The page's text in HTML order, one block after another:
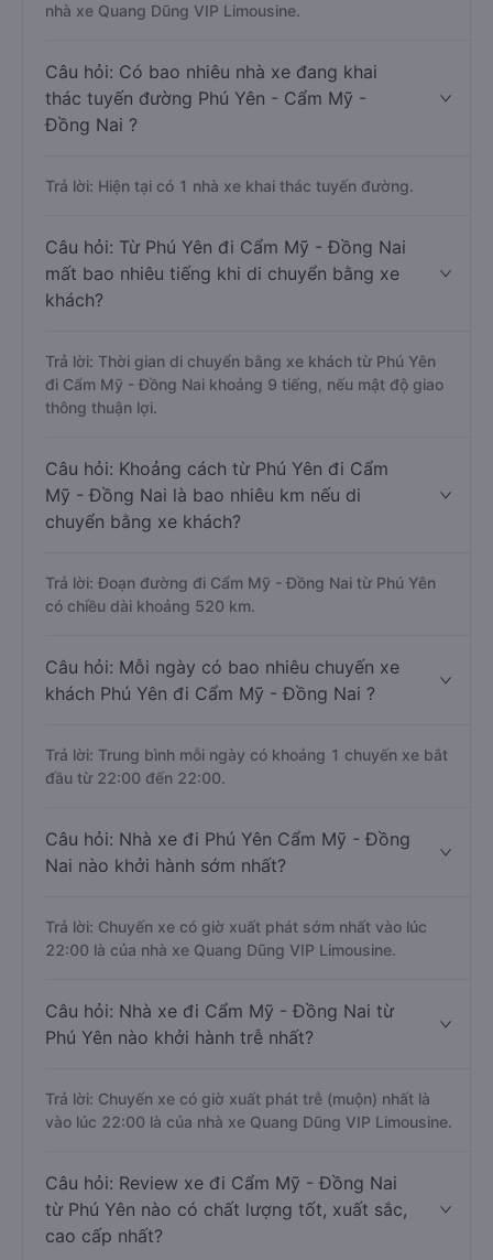
nhà xe Quang Dũng VIP Limousine.
Câu hỏi: Có bao nhiêu nhà xe đang khai
thác tuyến đường Phú Yên - Cẩm Mỹ -
Đồng Nai ?
Trả lời: Hiện tại có 1 nhà xe khai thác tuyến đường.
Câu hỏi: Từ Phú Yên đi Cẩm Mỹ - Đồng Nai
mất bao nhiêu tiếng khi di chuyển bằng xe
khách?
Trả lời: Thời gian di chuyển bằng xe khách từ Phú Yên
đi Cẩm Mỹ - Đồng Nai khoảng 9 tiếng, nếu mật độ giao
thông thuận lợi.
Câu hỏi: Khoảng cách từ Phú Yên đi Cẩm
Mỹ - Đồng Nai là bao nhiêu km nếu di
chuyển bằng xe khách?
Trả lời: Đoạn đường đi Cẩm Mỹ - Đồng Nai từ Phú Yên
có chiều dài khoảng 520 km.
Câu hỏi: Mỗi ngày có bao nhiêu chuyến xe
khách Phú Yên đi Cẩm Mỹ - Đồng Nai ?
Trả lời: Trung bình mỗi ngày có khoảng 1 chuyến xe bắt
đầu từ 22:00 đến 22:00.
Câu hỏi: Nhà xe đi Phú Yên Cẩm Mỹ - Đồng
Nai nào khởi hành sớm nhất?
Trả lời: Chuyến xe có giờ xuất phát sớm nhất vào lúc
22:00 là của nhà xe Quang Dũng VIP Limousine.
Câu hỏi: Nhà xe đi Cẩm Mỹ - Đồng Nai từ
Phú Yên nào khởi hành trễ nhất?
Trả lời: Chuyến xe có giờ xuất phát trễ (muộn) nhất là
vào lúc 22:00 là của nhà xe Quang Dũng VIP Limousine.
Câu hỏi: Review xe đi Cẩm Mỹ - Đồng Nai
từ Phú Yên nào có chất lượng tốt, xuất sắc,
cao cấp nhất?